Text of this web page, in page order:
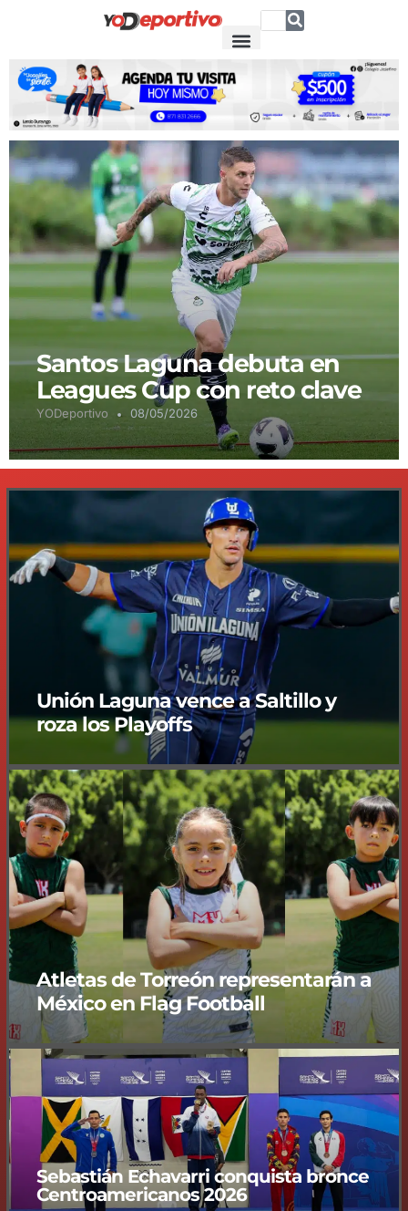
Santos Laguna debuta en
Leagues Cup con reto clave
YODeportivo 08/05/2026
Unión Laguna vence a Saltillo y
roza los Playoffs
Atletas de Torreón representarán a
México en Flag Football
Sebastián Echavarri conquista bronce
Centroamericanos 2026